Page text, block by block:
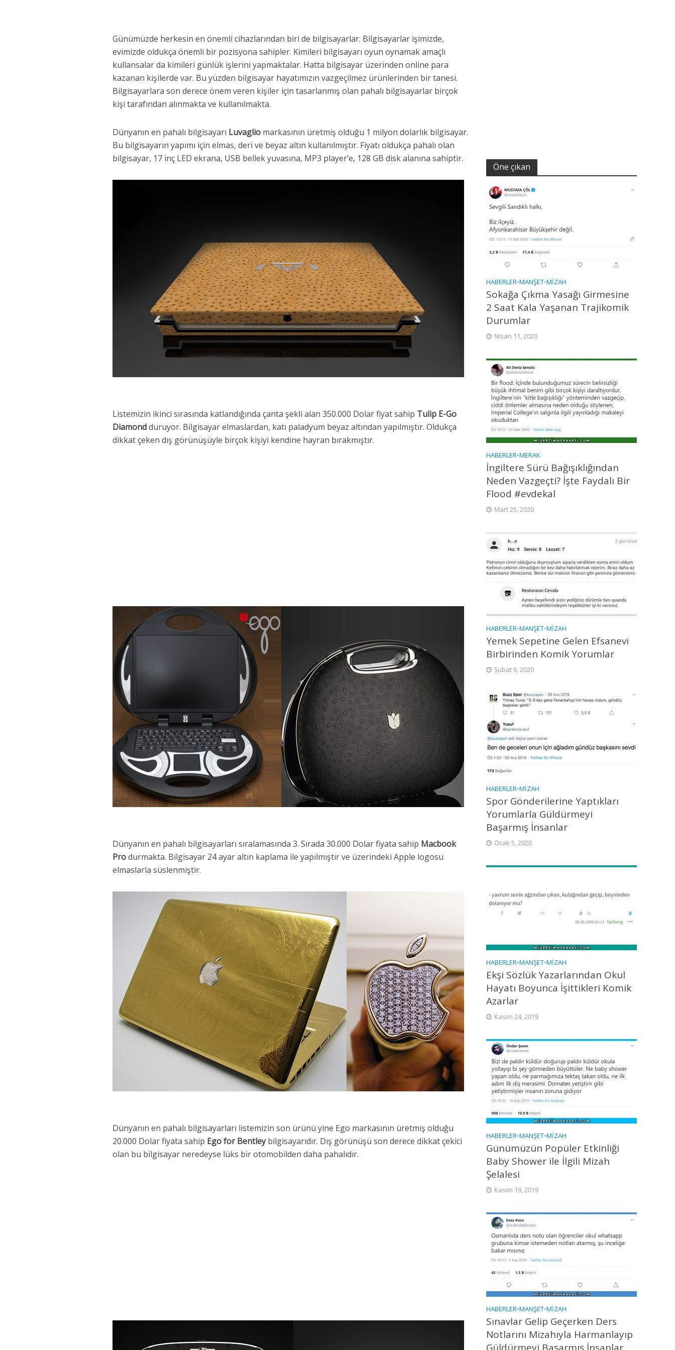
Günümüzde herkesin en önemli cihazlarından biri de bilgisayarlar. Bilgisayarlar işimizde,
evimizde oldukça önemli bir pozisyona sahipler. Kimileri bilgisayarı oyun oynamak amaçlı
kullansalar da kimileri günlük işlerini yapmaktalar. Hatta bilgisayar üzerinden online para
kazanan kişilerde var. Bu yüzden bilgisayar hayatımızın vazgeçilmez ürünlerinden bir tanesi.
Bilgisayarlara son derece önem veren kişiler için tasarlanmış olan pahalı bilgisayarlar birçok
kişi tarafından alınmakta ve kullanılmakta.
Dünyanın en pahalı bilgisayarı Luvaglio markasının üretmiş olduğu 1 milyon dolarlık bilgisayar.
Bu bilgisayarın yapımı için elmas, deri ve beyaz altın kullanılmıştır. Fiyatı oldukça pahalı olan
bilgisayar, 17 inç LED ekrana, USB bellek yuvasına, MP3 player’e, 128 GB disk alanına sahiptir.
Listemizin ikinci sırasında katlandığında çanta şekli alan 350.000 Dolar fiyat sahip Tulip E-Go
Diamondduruyor. Bilgisayar elmaslardan, katı paladyum beyaz altından yapılmıştır. Oldukça
dikkat çeken dış görünüşüyle birçok kişiyi kendine hayran bırakmıştır.
Dünyanın en pahalı bilgisayarları sıralamasında 3. Sırada 30.000 Dolar fiyata sahip Macbook
Produrmakta. Bilgisayar 24 ayar altın kaplama ile yapılmıştır ve üzerindeki Apple logosu
elmaslarla süslenmiştir.
Dünyanın en pahalı bilgisayarları listemizin son ürünü yine Ego markasının üretmiş olduğu
20.000 Dolar fiyata sahip Ego for Bentleybilgisayarıdır. Dış görünüşü son derece dikkat çekici
olan bu bilgisayar neredeyse lüks bir otomobilden daha pahalıdır.
Öne çıkan
HABERLER•MANŞET•MIZAH
Sokağa Çıkma Yasağı Girmesine
2 Saat Kala Yaşanan Trajikomik
Durumlar
Nisan 11, 2020
HABERLER•MERAK
İngiltere Sürü Bağışıklığından
Neden Vazgeçti? İşte Faydalı Bir
Flood #evdekal
Mart 25, 2020
HABERLER•MANŞET•MIZAH
Yemek Sepetine Gelen Efsanevi
Birbirinden Komik Yorumlar
Şubat 6, 2020
HABERLER•MIZAH
Spor Gönderilerine Yaptıkları
Yorumlarla Güldürmeyi
Başarmış İnsanlar
Ocak 5, 2020
HABERLER•MANŞET•MIZAH
Ekşi Sözlük Yazarlarından Okul
Hayatı Boyunca İşittikleri Komik
Azarlar
Kasım 24, 2019
HABERLER•MANŞET•MIZAH
Günümüzün Popüler Etkinliği
Baby Shower ile İlgili Mizah
Şelalesi
Kasım 19, 2019
HABERLER•MANŞET•MIZAH
Sınavlar Gelip Geçerken Ders
Notlarını Mizahıyla Harmanlayıp
Güldürmeyi Başarmış İnsanlar